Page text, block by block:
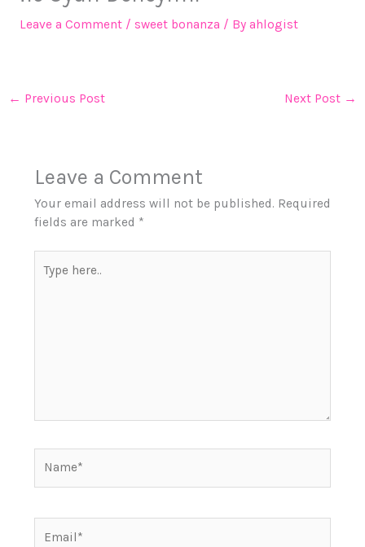
Leave a Comment / sweet bonanza / By ahlogist
← Previous Post Next Post →
Leave a Comment
Your email address will not be published. Required
fields are marked *
here..